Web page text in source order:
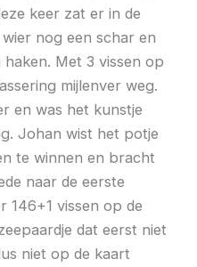
keer zat er in de
nog een schar en
haken. Met 3 vissen op
mijlenver weg.
en was het kunstje
Johan wist het potje
te winnen en bracht
naar de eerste
146+1 vissen op de
dat eerst niet
niet op de kaart